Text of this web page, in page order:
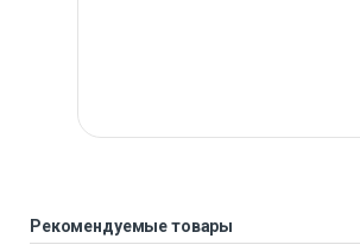
Рекомендуемые товары